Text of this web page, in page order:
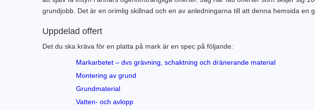
grundjobb. Det är en orimlig skillnad och en av anledningarna till att denna hemsida en
Uppdelad offert
Det du ska kräva för en platta på mark är en spec på följande:
Markarbetet – dvs grävning, schaktning och dränerande material
Montering av grund
Grundmaterial
Vatten- och avlopp